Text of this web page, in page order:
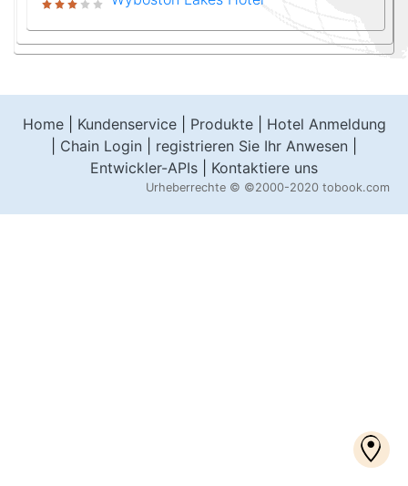
Home| Kundenservice| Produkte| Hotel Anmeldung
Chain Login registrieren Sie Ihr Anwesen
Entwickler-APIs
Kontaktiere uns
Urheberrechte © ©2000-2020 tobook.com